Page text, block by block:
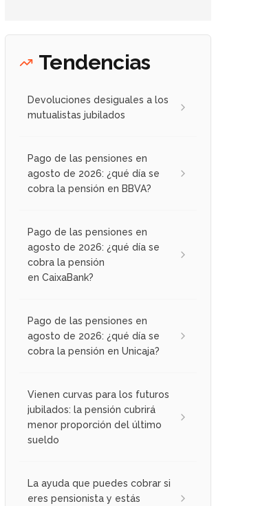
Tendencias
Devoluciones desiguales a los
mutualistas jubilados
Pago de las pensiones en
agosto de 2026: ¿qué día se
cobra la pensión en BBVA?
Pago de las pensiones en
agosto de 2026: ¿qué día se
cobra la pensión
en CaixaBank?
Pago de las pensiones en
agosto de 2026: ¿qué día se
cobra la pensión en Unicaja?
Vienen curvas para los futuros
jubilados: la pensión cubrirá
menor proporción del último
sueldo
La ayuda que puedes cobrar si
eres pensionista y estás